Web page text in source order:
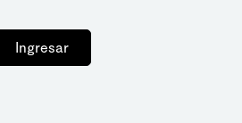
Ingresar